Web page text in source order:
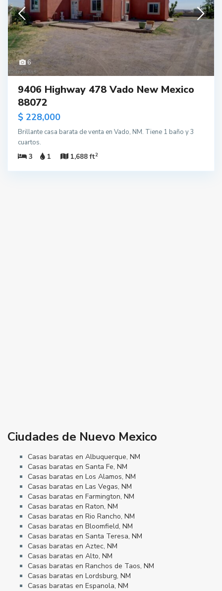
6
9406 Highway 478 Vado New Mexico
88072
$ 228,000
Brillante casa barata de venta en Vado, NM. Tiene 1 baño y 3
cuartos.
3
1 1,688 ft2
Ciudades de Nuevo Mexico
Casas baratas en Albuquerque, NM
Casas baratas en Santa Fe, NM
Casas baratas en Los Alamos, NM
Casas baratas en Las Vegas, NM
Casas baratas en Farmington, NM
Casas baratas en Raton, NM
Casas baratas en Rio Rancho, NM
Casas baratas en Bloomfield, NM
Casas baratas en Santa Teresa, NM
Casas baratas en Aztec, NM
Casas baratas en Alto, NM
Casas baratas en Ranchos de Taos, NM
Casas baratas en Lordsburg, NM
Casas baratas en Espanola, NM